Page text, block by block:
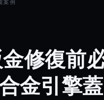
例
金修復前
金引擎